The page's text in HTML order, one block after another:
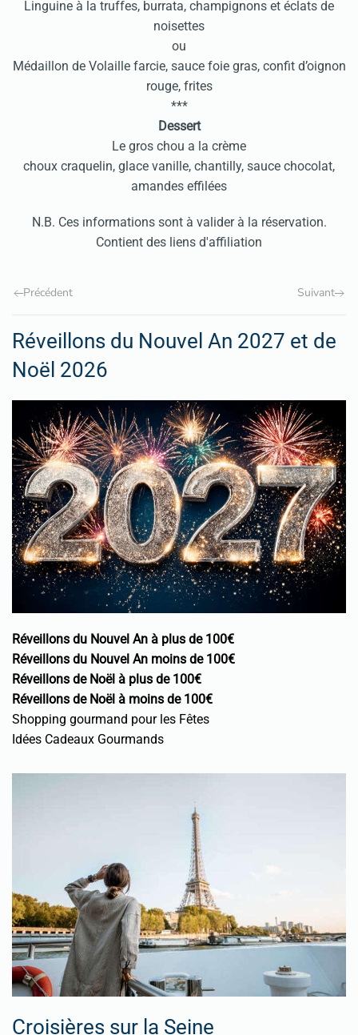
Linguine à la truffes, burrata, champignons et éclats de
noisettes
ou
Médaillon de Volaille farcie, sauce foie gras, confit d’oignon
rouge, frites
***
Dessert
Le gros chou a la crème
choux craquelin, glace vanille, chantilly, sauce chocolat,
amandes effilées
N.B. Ces informations sont à valider à la réservation.
Contient des liens d'affiliation
Précédent Suivant
Réveillons du Nouvel An 2027 et de
Noël 2026
Réveillons du Nouvel An à plus de 100€
Réveillons du Nouvel An moins de 100€
Réveillons de Noël à plus de 100€
Réveillons de Noël à moins de 100€
Shopping gourmand pour les Fêtes
Idées Cadeaux Gourmands
Croisières sur la Seine